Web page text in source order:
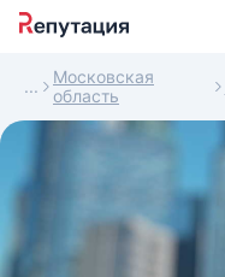
Московская
область